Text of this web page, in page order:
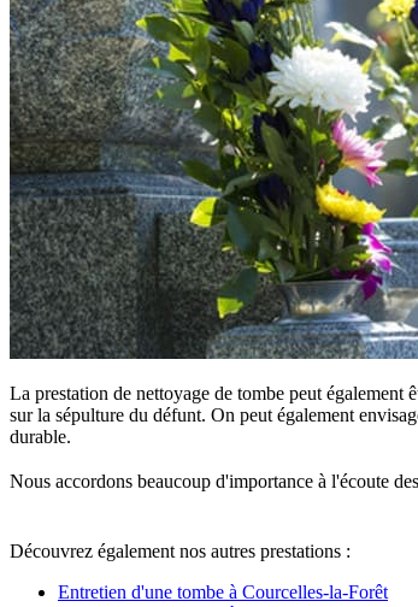
La prestation de nettoyage de tombe peut également
sur la sépulture du défunt. On peut également
durable.
Nous accordons beaucoup d'importance à l'écoute
Découvrez également nos autres prestations :
Entretien d'une tombe à Courcelles-la-Forêt